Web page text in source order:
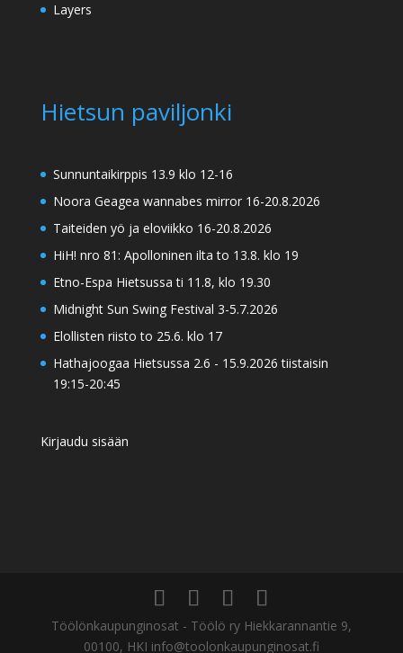
Layers
Hietsun paviljonki
Sunnuntaikirppis 13.9 klo 12-16
Noora Geagea wannabes mirror 16-20.8.2026
Taiteiden yö ja eloviikko 16-20.8.2026
HiH! nro 81: Apolloninen ilta to 13.8. klo 19
Etno-Espa Hietsussa ti 11.8, klo 19.30
Midnight Sun Swing Festival 3-5.7.2026
Elollisten riisto to 25.6. klo 17
Hathajoogaa Hietsussa 2.6 - 15.9.2026 tiistaisin
19:15-20:45
Kirjaudu sisään
Töölönkaupunginosat - Töölö ry Hiekkarannantie 9,
00100, HKI info@toolonkaupunginosat.fi